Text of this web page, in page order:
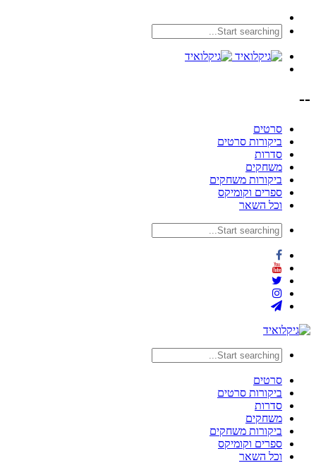
--
סרטים
ביקורות סרטים
סדרות
משחקים
ביקורות משחקים
ספרים וקומיקס
וכל השאר
סרטים
ביקורות סרטים
סדרות
משחקים
ביקורות משחקים
ספרים וקומיקס
וכל השאר